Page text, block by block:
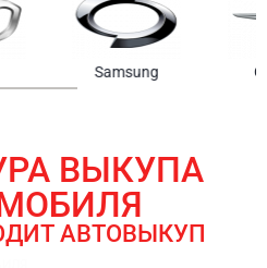
ВЫКУПА
АВТОВЫКУП